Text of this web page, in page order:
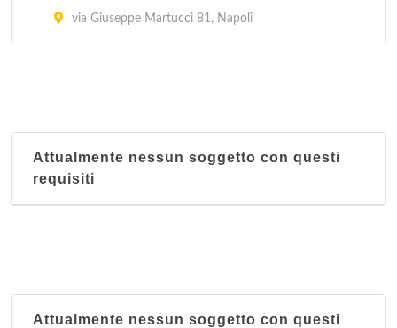
via Giuseppe Martucci 81, Napoli
Attualmente nessun soggetto con questi
requisiti
Attualmente nessun soggetto con questi